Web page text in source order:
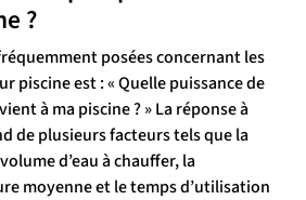
?
posées concernant les
piscine est : « Quelle puissance de
à ma piscine ? » La réponse à
de plusieurs facteurs tels que la
d’eau à chauffer, la
moyenne et le temps d’utilisation